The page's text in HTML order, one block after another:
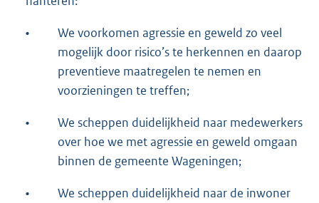
•
We voorkomen agressie en geweld zo veel
mogelijk door risico’s te herkennen en daarop
preventieve maatregelen te nemen en
voorzieningen te treffen;
•
We scheppen duidelijkheid naar medewerkers
over hoe we met agressie en geweld omgaan
binnen de gemeente Wageningen;
•
We scheppen duidelijkheid naar de inwoner